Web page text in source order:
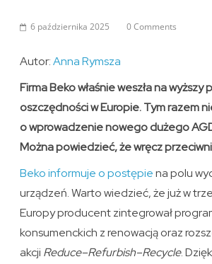
6 października 2025 0 Comments
Autor:Anna Rymsza
Firma Beko właśnie weszła na wyższy
oszczędności w Europie. Tym razem
o wprowadzenie nowego dużego
Można powiedzieć, że wręcz
Beko informuje o postępiena polu
urządzeń. Warto wiedzieć, że już w
Europy producent zintegrował
konsumenckich z renowacją oraz
akcji Reduce–Refurbish–Recycle.